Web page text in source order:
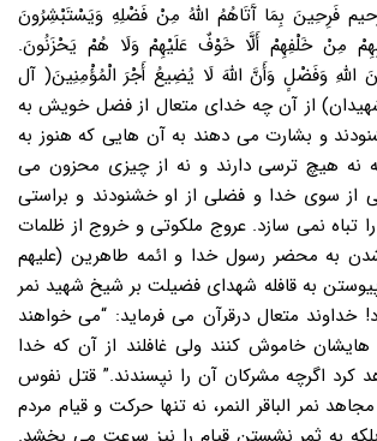
فَرِحِینَ بِمَا آَتَاهُمُ اللَّهُ مِنْ فَضْلِهِ وَیَسْتَبْشِرُونَ
مِنْ خَلْفِهِمْ أَلَّا خَوْفٌ عَلَیْهِمْ وَلَا هُمْ یَحْزَنُونَ.
وَفَضْلٍ وَأَنَّ اللَّهَ لَا یُضِیعُ أَجْرَ الْمُؤْمِنِینَ( آل
: ۱۷۰-۱۷۱ ) (شهیدان) از آن چه خدای متعال از فضل خویش به
و بشارت می دهند به آن هایی که هنوز به
نه هیچ ترسی دارند و نه از چیزی محزون می
از سوی خدا و فضلی از او خشنودند و براستی
تباه نمی سازد. عروج ملکوتی و خروج از ظلمات
به محضر رسول خدا و ائمه طاهرین (علیهم
به قافله شهدای فضیلت بر شیخ شهید نمر
خداوند متعال درقرآن می فرماید: “می خواهند
هایشان خاموش کنند ولی غافلند از آن که خدا
کرد اگرچه مشرکان آن را نپسندند.” قتل نفوس
نمر الباقر النمر، نه تنها حرکت و قیام مردم